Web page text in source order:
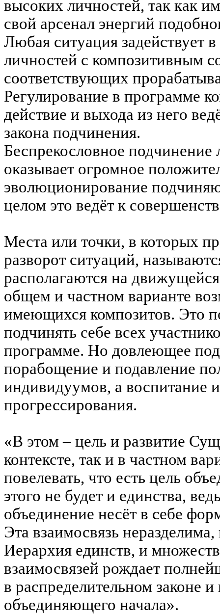
высоких личностей, так как
свой арсенал энергий
Любая ситуация задействует
личностей с композитивным
соответствующих
Регулирование в программе
действие и выхода из него
закона подчинения.
Беспрекословное
оказывает огромное
эволюционирование
целом это ведёт к
Места или точки, в которых
разворот ситуаций,
располагаются на
общем и частном варианте
имеющихся композитов. Это
подчинять себе всех
программе. Но довлеющее
порабощение и подавление
индивидуумов, а воспитание
прогрессирования.
«В этом – цель и развитие
контексте, так и в частном
повелевать, что есть цель
этого не будет и единства,
объединение несёт в себе
Эта взаимосвязь
Иерархия единств, и
взаимосвязей рождает
в распределительном законе
объединяющего начала».